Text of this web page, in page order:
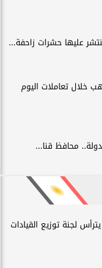
عليها حشرات زاحفة...
خلال تعاملات اليوم
محافظ قنا...
لجنة توزيع القيادات